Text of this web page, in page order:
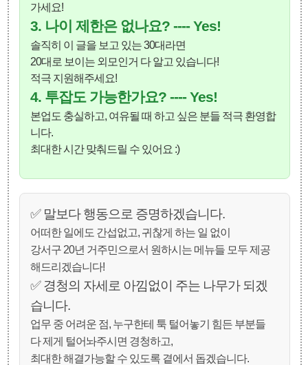
가세요!
3. 나이 제한은 없나요? ---- Yes!
솔직히 이 글을 보고 있는 30대라면
20대로 보이는 외모인거 다 알고 있습니다!
적극 지원해주세요!
4. 투잡도 가능한가요? ---- Yes!
본업도 충실하고, 여유될 때 하고 싶은 분들 적극 환영합
니다.
최대한 시간 맞춰드릴 수 있어요 :)
✅️ 말보다 행동으로 증명하겠습니다.
어떠한 일에도 간섭없고, 귀찮게 하는 일 없이
강서구 20년 거주민으로서 원하시는 메뉴들 모두 제공
해드리겠습니다!
✅️ 경청의 자세로 아낌없이 주는 나무가 되겠
습니다.
업무 중 어려운 점, 누구한테 툭 털어놓기 힘든 부분들
다 제게 털어놔주시면 경청하고,
최대한 해결가능할 수 있도록 곁에서 돕겠습니다.